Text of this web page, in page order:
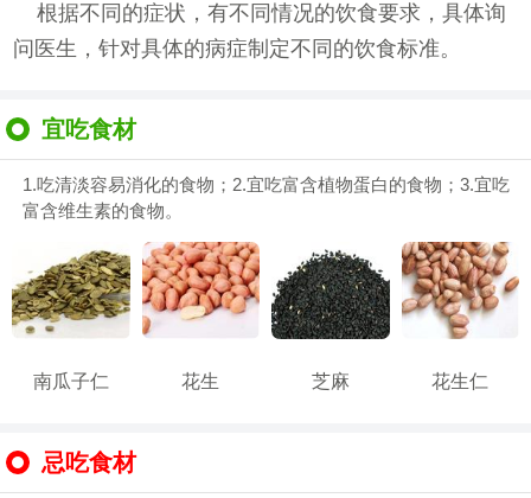
根据不同的症状，有不同情况的饮食要求，具体询
问医生，针对具体的病症制定不同的饮食标准。
宜吃食材
1.吃清淡容易消化的食物；2.宜吃富含植物蛋白的食物；3.宜吃
富含维生素的食物。
南瓜子仁 花生 芝麻 花生仁
忌吃食材